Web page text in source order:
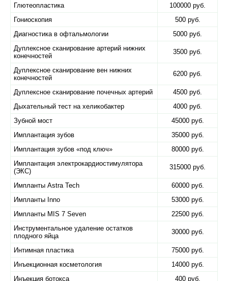
Глютеопластика
100000 руб.
Гониоскопия
500 руб.
Диагностика в офтальмологии
5000 руб.
Дуплексное сканирование артерий нижних
конечностей
3500 руб.
Дуплексное сканирование вен нижних
конечностей
6200 руб.
Дуплексное сканирование почечных артерий
4500 руб.
Дыхательный тест на хеликобактер
4000 руб.
Зубной мост
45000 руб.
Имплантация зубов
35000 руб.
Имплантация зубов «под ключ»
80000 руб.
Имплантация электрокардиостимулятора
(ЭКС)
315000 руб.
Импланты Astra Tech
60000 руб.
Импланты Inno
53000 руб.
Импланты MIS 7 Seven
22500 руб.
Инструментальное удаление остатков
плодного яйца
30000 руб.
Интимная пластика
75000 руб.
Инъекционная косметология
14000 руб.
Инъекция ботокса
400 руб.